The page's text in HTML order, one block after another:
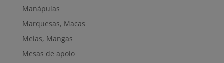
Manápulas
Marquesas, Macas
Meias, Mangas
Mesas de apoio